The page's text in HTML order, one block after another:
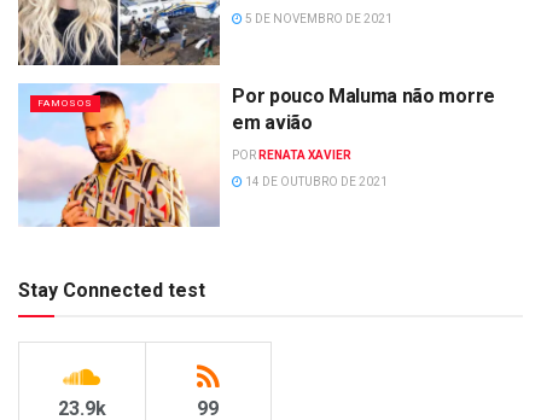
5 DE NOVEMBRO DE 2021
FAMOSOS
Por pouco Maluma não morre
em avião
POR RENATA XAVIER
14 DE OUTUBRO DE 2021
Stay Connected test
23.9k 99